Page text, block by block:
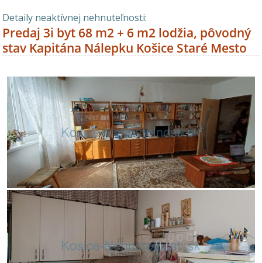
Detaily neaktívnej nehnuteľnosti:
Predaj 3i byt 68 m2 + 6 m2 lodžia, pôvodný
stav Kapitána Nálepku Košice Staré Mesto